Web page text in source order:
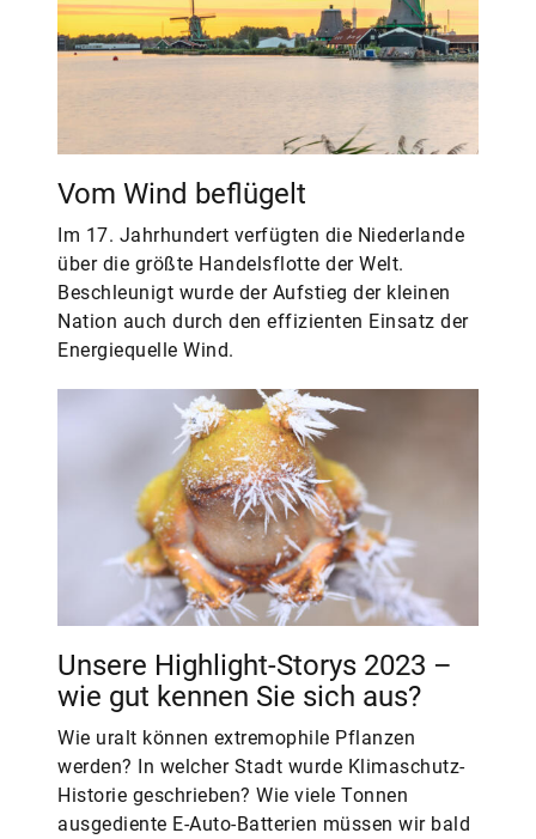
Vom Wind beflügelt
Im 17. Jahrhundert verfügten die Niederlande
über die größte Handelsflotte der Welt.
Beschleunigt wurde der Aufstieg der kleinen
Nation auch durch den effizienten Einsatz der
Energiequelle Wind.
Unsere Highlight-Storys 2023 –
wie gut kennen Sie sich aus?
Wie uralt können extremophile Pflanzen
werden? In welcher Stadt wurde Klimaschutz-
Historie geschrieben? Wie viele Tonnen
ausgediente E-Auto-Batterien müssen wir bald